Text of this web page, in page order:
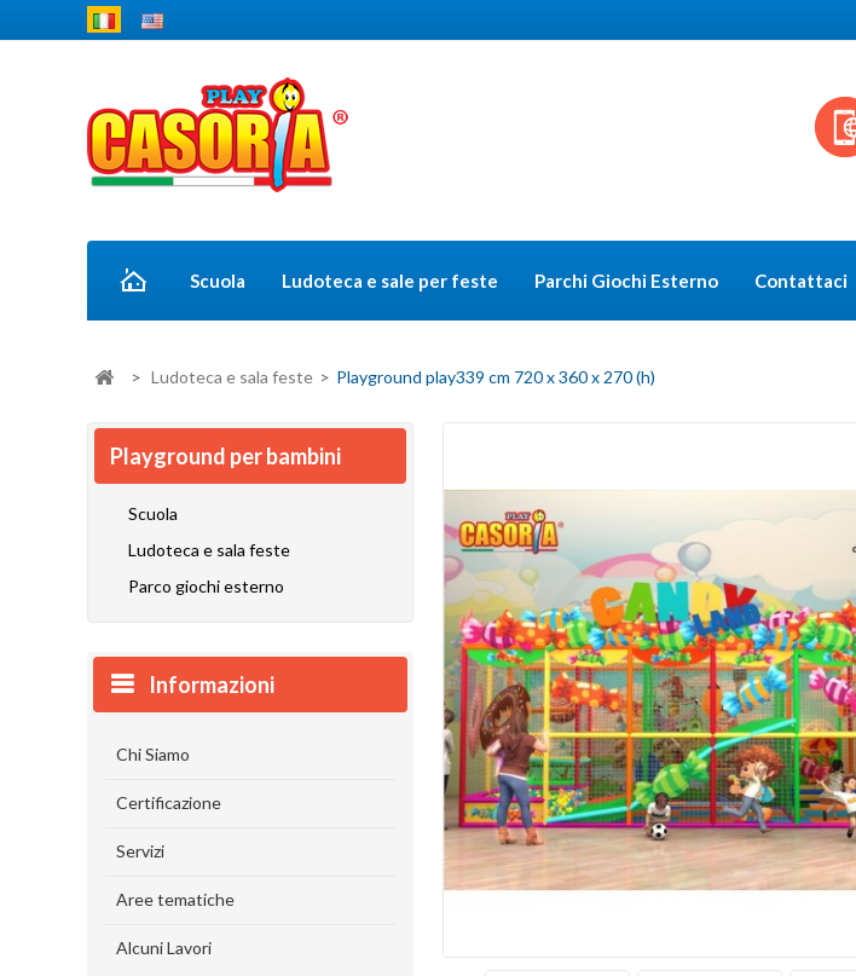
Scuola Ludoteca e sale per feste Parchi Giochi Esterno Contattaci
> Ludoteca e sala feste > Playground play339 cm 720 x 360 x 270 (h)
Playground per bambini
Scuola
Ludoteca e sala feste
Parco giochi esterno
Informazioni
Chi Siamo
Certificazione
Servizi
Aree tematiche
Alcuni Lavori